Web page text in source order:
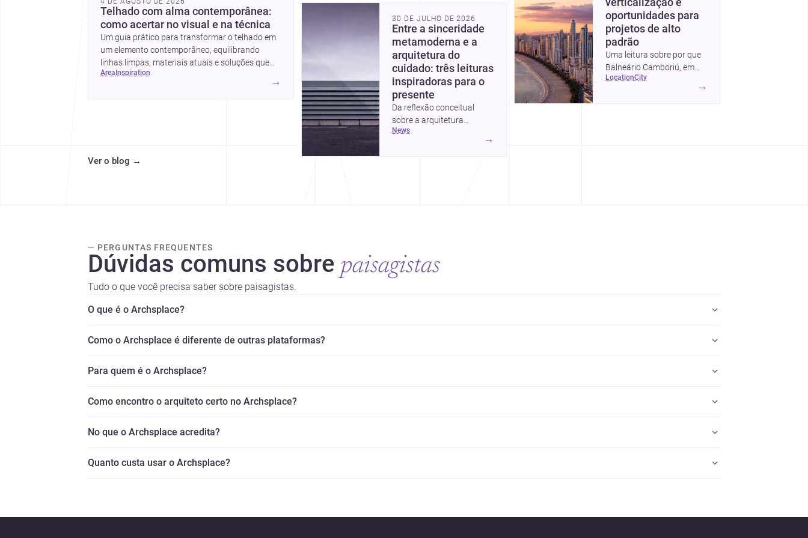
Telhado com alma contemporânea:
como acertar no visual e na técnica
Um guia prático para transformar o telhado em
um elemento contemporâneo, equilibrando
linhas limpas, materiais atuais e soluções que
valorizam a fachada e o conforto da casa.
area inspiration
→
30 DE JULHO DE 2026
Entre a sinceridade
metamoderna e a
arquitetura do
cuidado: três leituras
inspiradoras para o
presente
Da reflexão conceitual
sobre a arquitetura
metamoderna a dois
news
→
oportunidades para
projetos de alto
padrão
Uma leitura sobre por que
Balneário Camboriú, em
Santa Catarina, virou
location city
→
Ver o blog →
— PERGUNTAS FREQUENTES
Dúvidas comuns sobre paisagistas
Tudo o que você precisa saber sobre paisagistas.
O que é o Archsplace?
Como o Archsplace é diferente de outras plataformas?
Para quem é o Archsplace?
Como encontro o arquiteto certo no Archsplace?
No que o Archsplace acredita?
Quanto custa usar o Archsplace?